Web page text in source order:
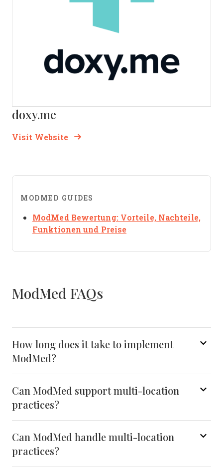
doxy.me
Visit WebsiteOpens New Window
MODMED GUIDES
ModMed Bewertung: Vorteile, Nachteile,
Funktionen und PreiseOpens new window
ModMed FAQs
How long does it take to implement
ModMed?
Can ModMed support multi-location
practices?
Can ModMed handle multi-location
practices?